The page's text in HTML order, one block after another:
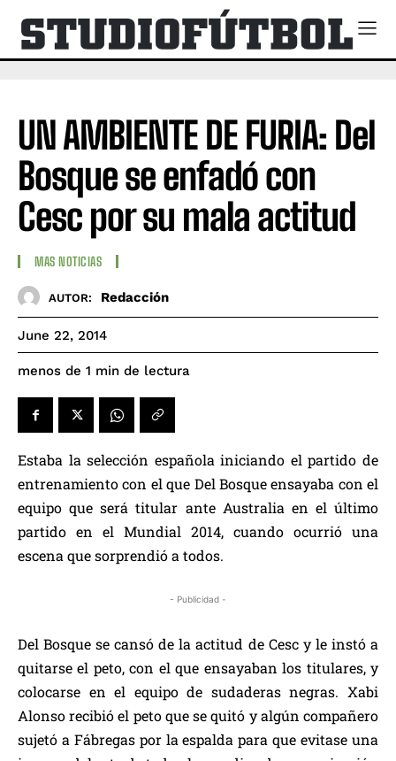
UN AMBIENTE DE FURIA: Del
Bosque se enfadó con
Cesc por su mala actitud
MAS NOTICIAS
AUTOR: Redacción
June 22, 2014
menos de 1 min de lectura
Estaba la selección española iniciando el partido de
entrenamiento con el que Del Bosque ensayaba con el
equipo que será titular ante Australia en el último
partido en el Mundial 2014, cuando ocurrió una
escena que sorprendió a todos.
- Publicidad -
Del Bosque se cansó de la actitud de Cesc y le instó a
quitarse el peto, con el que ensayaban los titulares, y
colocarse en el equipo de sudaderas negras. Xabi
Alonso recibió el peto que se quitó y algún compañero
sujetó a Fábregas por la espalda para que evitase una